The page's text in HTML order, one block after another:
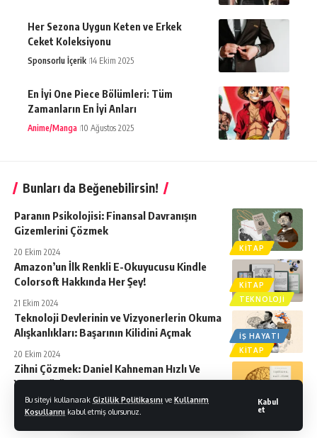
Bu siteyi kullanarak Gizlilik Politikasını ve Kullanım
Koşullarını kabul etmiş olursunuz.
Kabul
et
Her Sezona Uygun Keten ve Erkek
Ceket Koleksiyonu
Sponsorlu İçerik 14 Ekim 2025
En İyi One Piece Bölümleri: Tüm
Zamanların En İyi Anları
Anime/Manga 10 Ağustos 2025
Bunları da Beğenebilirsin!
KITAP
Paranın Psikolojisi: Finansal Davranışın
Gizemlerini Çözmek
20 Ekim 2024
KITAP
TEKNOLOJI
Amazon’un İlk Renkli E-Okuyucusu Kindle
Colorsoft Hakkında Her Şey!
21 Ekim 2024
İŞ HAYATI
KITAP
Teknoloji Devlerinin ve Vizyonerlerin Okuma
Alışkanlıkları: Başarının Kilidini Açmak
20 Ekim 2024
KITAP
Zihni Çözmek: Daniel Kahneman Hızlı Ve
Yavaş Düşünme
18 Eylül 2024